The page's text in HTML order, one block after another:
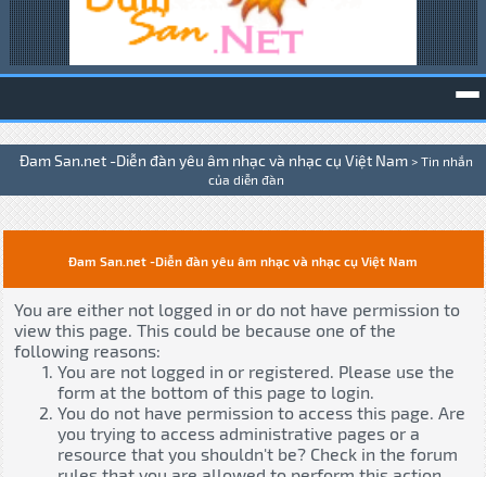
Đam San.net -Diễn đàn yêu âm nhạc và nhạc cụ Việt Nam > Tin nhắn
của diễn đàn
Đam San.net -Diễn đàn yêu âm nhạc và nhạc cụ Việt Nam
You are either not logged in or do not have permission to
view this page. This could be because one of the
following reasons:
You are not logged in or registered. Please use the
form at the bottom of this page to login.
You do not have permission to access this page. Are
you trying to access administrative pages or a
resource that you shouldn't be? Check in the forum